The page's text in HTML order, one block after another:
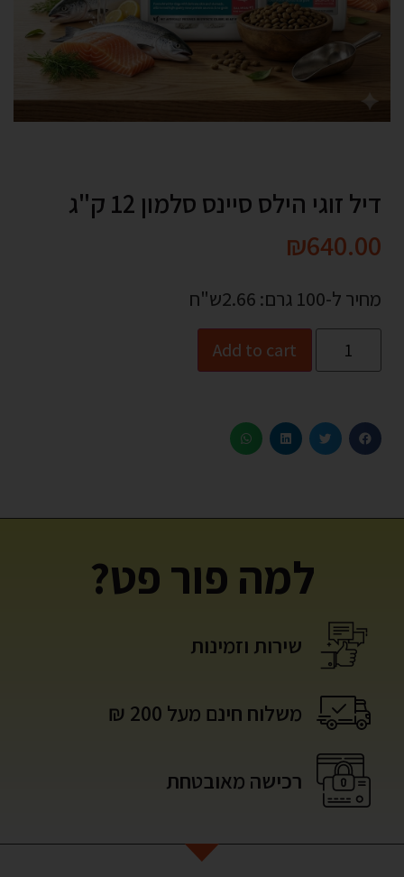
דיל זוגי הילס סיינס סלמון 12 ק"ג
₪640.00
מחיר ל-100 גרם: 2.66ש"ח
Add to cart
למה פור פט?
שירות וזמינות
משלוח חינם מעל 200 ₪
רכישה מאובטחת